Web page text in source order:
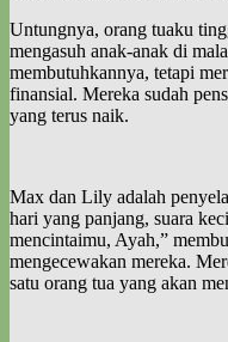
Untungnya, orang tuaku
mengasuh anak-anak di
membutuhkannya, tetapi
finansial. Mereka sudah
yang terus naik.
Max dan Lily adalah
hari yang panjang, suara
mencintaimu, Ayah,”
mengecewakan mereka.
satu orang tua yang akan